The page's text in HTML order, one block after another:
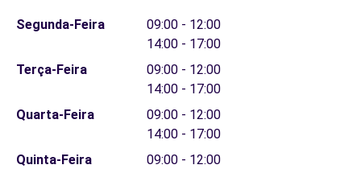
Segunda-Feira
09:00 - 12:00
14:00 - 17:00
Terça-Feira
09:00 - 12:00
14:00 - 17:00
Quarta-Feira
09:00 - 12:00
14:00 - 17:00
Quinta-Feira
09:00 - 12:00